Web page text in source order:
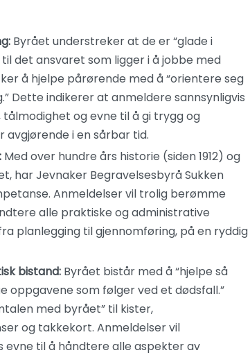
Byrået understreker at de er “glade i
det ansvaret som ligger i å jobbe med
å hjelpe pårørende med å “orientere seg
Dette indikerer at anmeldere sannsynligvis
og evne til å gi trygg og
avgjørende i en sårbar tid.
Med over hundre års historie (siden 1912) og
har Jevnaker Begravelsesbyrå Sukken
Anmeldelser vil trolig berømme
alle praktiske og administrative
planlegging til gjennomføring, på en ryddig
bistand: Byrået bistår med å “hjelpe så
oppgavene som følger ved et dødsfall.”
med byrået” til kister,
og takkekort. Anmeldelser vil
evne til å håndtere alle aspekter av